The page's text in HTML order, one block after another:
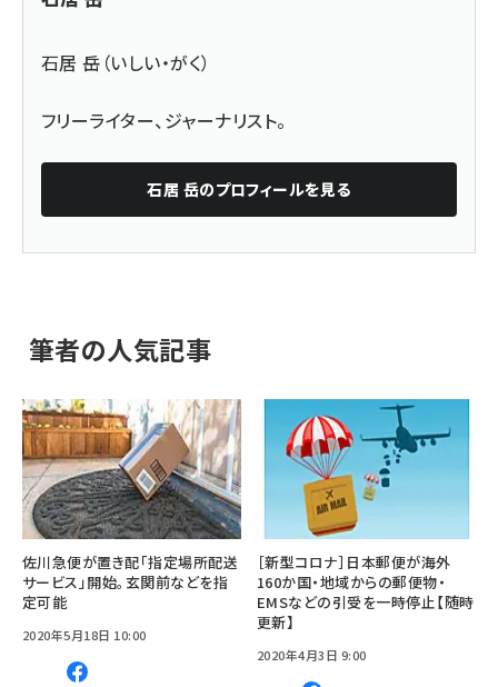
石居 岳（いしい・がく）
フリーライター、ジャーナリスト。
石居 岳のプロフィールを見る
筆者の人気記事
佐川急便が置き配「指定場所配送
サービス」開始。玄関前などを指
定可能
2020年5月18日 10:00
［新型コロナ］日本郵便が海外
160か国・地域からの郵便物・
EMSなどの引受を一時停止【随時
更新】
2020年4月3日 9:00